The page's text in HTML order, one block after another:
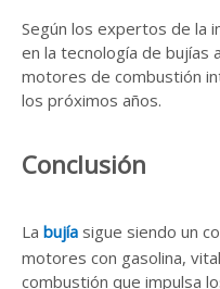
Según los expertos de la
en la tecnología de bujías
motores de combustión
los próximos años.
Conclusión
La bujía sigue siendo un
motores con gasolina,
combustión que impulsa